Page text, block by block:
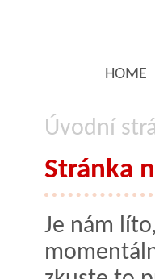
HOME
Úvodní
Stránka
Je nám